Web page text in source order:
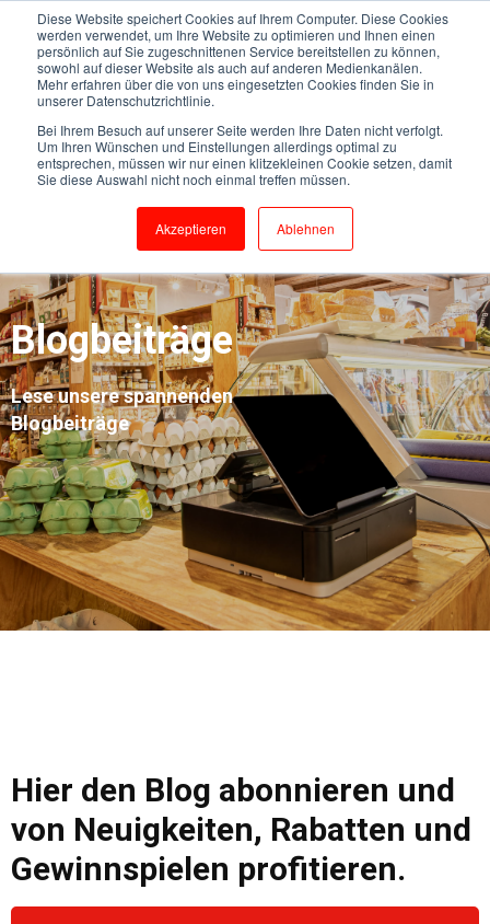
Diese Website speichert Cookies auf Ihrem Computer. Diese Cookies
werden verwendet, um Ihre Website zu optimieren und Ihnen einen
persönlich auf Sie zugeschnittenen Service bereitstellen zu können,
sowohl auf dieser Website als auch auf anderen Medienkanälen.
Mehr erfahren über die von uns eingesetzten Cookies finden Sie in
unserer Datenschutzrichtlinie.
Bei Ihrem Besuch auf unserer Seite werden Ihre Daten nicht verfolgt.
Um Ihren Wünschen und Einstellungen allerdings optimal zu
entsprechen, müssen wir nur einen klitzekleinen Cookie setzen, damit
Sie diese Auswahl nicht noch einmal treffen müssen.
Akzeptieren Ablehnen
Blogbeiträge
Lese unsere spannenden
Blogbeiträge
Hier den Blog abonnieren und
von Neuigkeiten, Rabatten und
Gewinnspielen profitieren.